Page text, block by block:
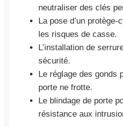
neutraliser des clés
La pose d’un
les risques de casse.
L’installation de
sécurité.
Le réglage des gonds
porte ne frotte.
Le blindage de porte
résistance aux